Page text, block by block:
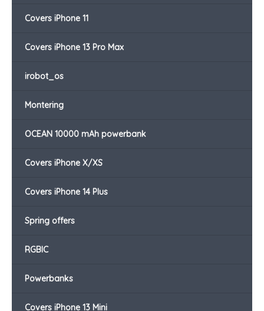
Covers iPhone 11
Covers iPhone 13 Pro Max
irobot_os
Montering
OCEAN 10000 mAh powerbank
Covers iPhone X/XS
Covers iPhone 14 Plus
Spring offers
RGBIC
Powerbanks
Covers iPhone 13 Mini